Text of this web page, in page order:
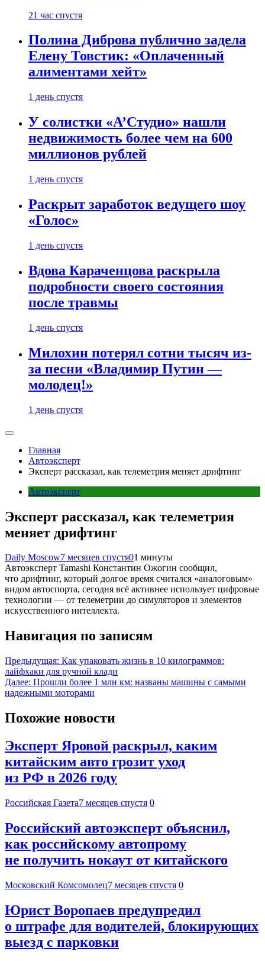
21 час спустя
Полина Диброва публично задела
Елену Товстик: «Оплаченный
алиментами хейт»
1 день спустя
У солистки «А’Студио» нашли
недвижимость более чем на 600
миллионов рублей
1 день спустя
Раскрыт заработок ведущего шоу
«Голос»
1 день спустя
Вдова Караченцова раскрыла
подробности своего состояния
после травмы
1 день спустя
Милохин потерял сотни тысяч из-
за песни «Владимир Путин —
молодец!»
1 день спустя
Главная
Автоэксперт
Эксперт рассказал, как телеметрия меняет дрифтинг
Автоэксперт
Эксперт рассказал, как телеметрия
меняет дрифтинг
Daily Moscow7 месяцев спустя01 минуты
Автоэксперт Tamashi Константин Ожогин сообщил,
что дрифтинг, который долгое время считался «аналоговым»
видом автоспорта, сегодня всё активнее использует цифровые
технологии — от телеметрии до симуляторов и элементов
искусственного интеллекта.
Навигация по записям
Предыдущая: Как упаковать жизнь в 10 килограммов:
лайфхаки для ручной клади
Далее: Прошли более 1 млн км: названы машины с самыми
надежными моторами
Похожие новости
Эксперт Яровой раскрыл, каким
китайским авто грозит уход
из РФ в 2026 году
Российская Газета7 месяцев спустя 0
Российский автоэксперт объяснил,
как российскому автопрому
не получить нокаут от китайского
Московский Комсомолец7 месяцев спустя 0
Юрист Воропаев предупредил
о штрафе для водителей, блокирующих
выезд с парковки